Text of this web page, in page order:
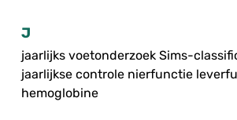
J
jaarlijks voetonderzoek Sims-
jaarlijkse controle nierfunctie
hemoglobine